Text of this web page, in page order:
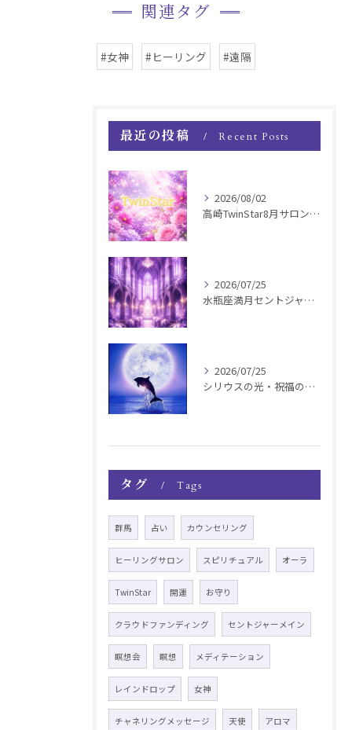
関連タグ
#女神 #ヒーリング #遠隔
最近の投稿 Recent Posts
2026/08/02
高崎TwinStar8月サロンお知らせ
2026/07/25
水瓶座満月セントジャーメインGSVF遠隔お知らせ
2026/07/25
シリウスの光・祝福の波動チャージ遠隔お知らせ〜銀河新年〜
タグ Tags
群馬 占い カウンセリング
ヒーリングサロン スピリチュアル オーラ
TwinStar 開運 お守り
クラウドファンディング セントジャーメイン
瞑想会 瞑想 メディテーション
レインドロップ 女神
チャネリングメッセージ 天使 アロマ